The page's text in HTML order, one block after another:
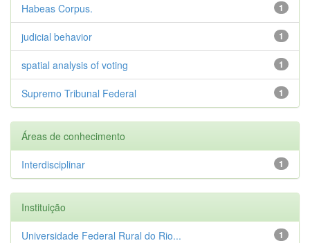
1
Habeas Corpus.
1
judicial behavior
1
spatial analysis of voting
1
Supremo Tribunal Federal
Áreas de conhecimento
1
Interdisciplinar
Instituição
1
Universidade Federal Rural do Rio...